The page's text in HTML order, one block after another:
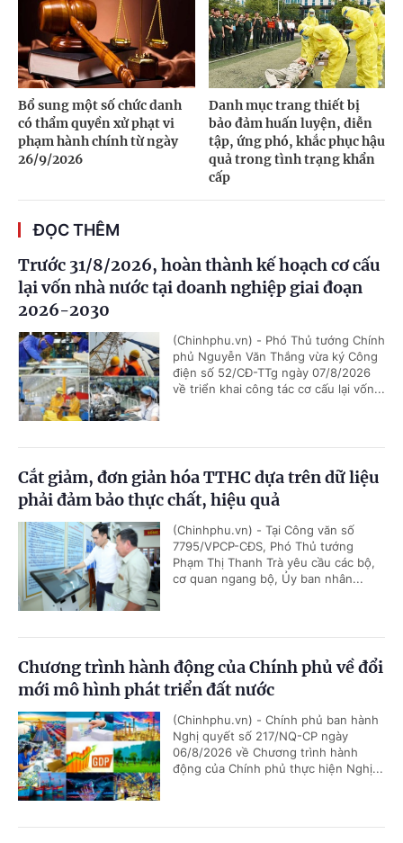
Bổ sung một số chức danh
có thẩm quyền xử phạt vi
phạm hành chính từ ngày
26/9/2026
Danh mục trang thiết bị
bảo đảm huấn luyện, diễn
tập, ứng phó, khắc phục hậu
quả trong tình trạng khẩn
cấp
ĐỌC THÊM
Trước 31/8/2026, hoàn thành kế hoạch cơ cấu
lại vốn nhà nước tại doanh nghiệp giai đoạn
2026-2030
(Chinhphu.vn) - Phó Thủ tướng Chính
phủ Nguyễn Văn Thắng vừa ký Công
điện số 52/CĐ-TTg ngày 07/8/2026
về triển khai công tác cơ cấu lại vốn...
Cắt giảm, đơn giản hóa TTHC dựa trên dữ liệu
phải đảm bảo thực chất, hiệu quả
(Chinhphu.vn) - Tại Công văn số
7795/VPCP-CĐS, Phó Thủ tướng
Phạm Thị Thanh Trà yêu cầu các bộ,
cơ quan ngang bộ, Ủy ban nhân...
Chương trình hành động của Chính phủ về đổi
mới mô hình phát triển đất nước
(Chinhphu.vn) - Chính phủ ban hành
Nghị quyết số 217/NQ-CP ngày
06/8/2026 về Chương trình hành
động của Chính phủ thực hiện Nghị...